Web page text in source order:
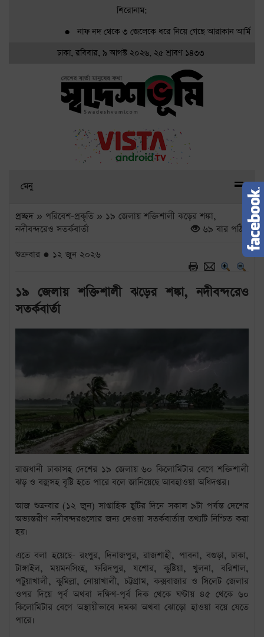
শিরোনাম:
নাফ নদ থেকে ৩ জেলেকে ধরে নিয়ে গেছে আরাকান আর্মি●
ঢাকা, রবিবার, ৯ আগস্ট ২০২৬, ২৫ শ্রাবণ ১৪৩৩
মেনু
প্রচ্ছদ » পরিবেশ-প্রকৃতি » ১৯ জেলায় শক্তিশালী ঝড়ের শঙ্কা,
নদীবন্দরেও সতর্কবার্তা
৬৯ বার পঠিত
শুক্রবার ● ১২ জুন ২০২৬
১৯ জেলায় শক্তিশালী ঝড়ের শঙ্কা, নদীবন্দরেও
সতর্কবার্তা
রাজধানী ঢাকাসহ দেশের ১৯ জেলায় ৬০ কিলোমিটার বেগে শক্তিশালী
ঝড় ও বজ্রসহ বৃষ্টি হতে পারে বলে জানিয়েছে আবহাওয়া অধিদপ্তর।
আজ শুক্রবার (১২ জুন) সাপ্তাহিক ছুটির দিনে সকাল ৯টা পর্যন্ত দেশের
অভ্যন্তরীণ নদীবন্দরগুলোর জন্য দেওয়া সতর্কবার্তায় তথ্যটি নিশ্চিত করা
হয়।
এতে বলা হয়েছে- রংপুর, দিনাজপুর, রাজশাহী, পাবনা, বগুড়া, ঢাকা,
টাঙ্গাইল, ময়মনসিংহ, ফরিদপুর, যশোর, কুষ্টিয়া, খুলনা, বরিশাল,
পটুয়াখালী, কুমিল্লা, নোয়াখালী, চট্টগ্রাম, কক্সবাজার ও সিলেট জেলার
ওপর দিয়ে পূর্ব অথবা দক্ষিণ-পূর্ব দিক থেকে ঘণ্টায় ৪৫ থেকে ৬০
কিলোমিটার বেগে অস্থায়ীভাবে দমকা অথবা ঝোড়ো হাওয়া বয়ে যেতে
পারে।